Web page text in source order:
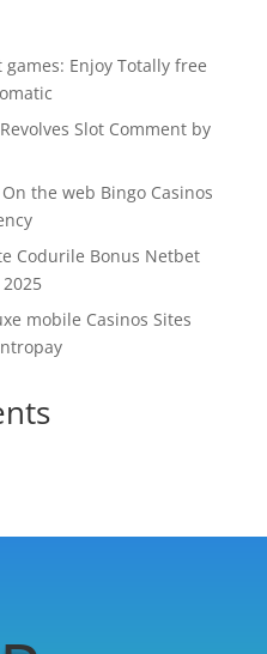
Enjoy Totally free
Slot Comment by
the web Bingo Casinos
Codurile Bonus Netbet
mobile Casinos Sites